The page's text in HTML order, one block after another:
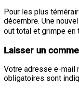
Pour les plus
décembre. Une
out total et grimpe en
Laisser un
Votre adresse e-mail
obligatoires sont